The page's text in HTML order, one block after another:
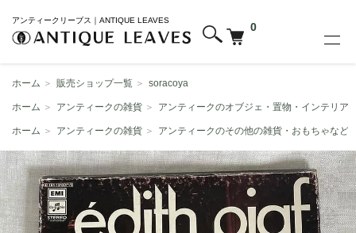
アンティークリーブス｜ANTIQUE LEAVES
0
ホーム ＞ 販売ショップ一覧 ＞ soracoya
ホーム ＞ アンティークの雑貨 ＞ アンティークのオブジェ・置物・インテリア
ホーム ＞ アンティークの雑貨 ＞ アンティークのその他の雑貨・おもちゃなど